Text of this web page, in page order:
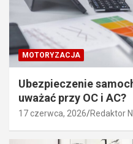
MOTORYZACJA
Ubezpieczenie
uważać przy OC i AC?
17 czerwca, 2026 Redaktor